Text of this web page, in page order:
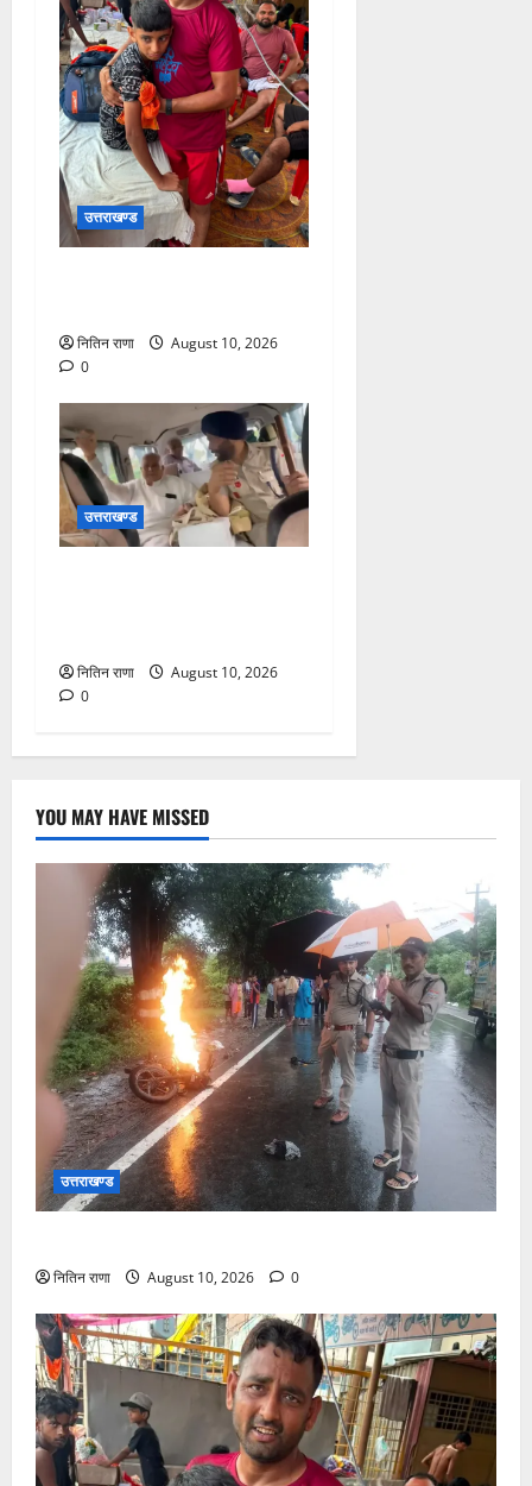
उत्तराखण्ड
नितिन राणा
August 10, 2026
0
उत्तराखण्ड
नितिन राणा
August 10, 2026
0
YOU MAY HAVE MISSED
उत्तराखण्ड
नितिन राणा August 10, 2026 0